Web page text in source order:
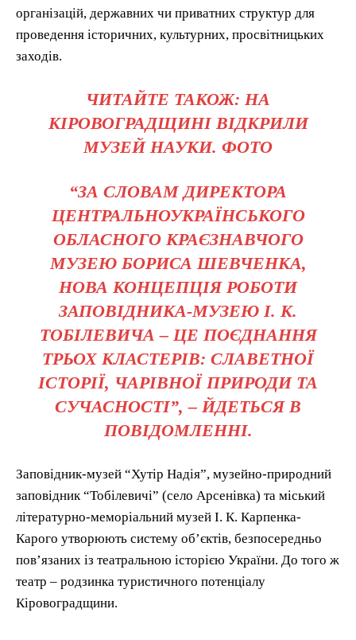
організацій, державних чи приватних структур для
проведення історичних, культурних, просвітницьких
заходів.
ЧИТАЙТЕ ТАКОЖ: НА
КІРОВОГРАДЩИНІ ВІДКРИЛИ
МУЗЕЙ НАУКИ. ФОТО
“ЗА СЛОВАМ ДИРЕКТОРА
ЦЕНТРАЛЬНОУКРАЇНСЬКОГО
ОБЛАСНОГО КРАЄЗНАВЧОГО
МУЗЕЮ БОРИСА ШЕВЧЕНКА,
НОВА КОНЦЕПЦІЯ РОБОТИ
ЗАПОВІДНИКА-МУЗЕЮ І. К.
ТОБІЛЕВИЧА – ЦЕ ПОЄДНАННЯ
ТРЬОХ КЛАСТЕРІВ: СЛАВЕТНОЇ
ІСТОРІЇ, ЧАРІВНОЇ ПРИРОДИ ТА
СУЧАСНОСТІ”, – ЙДЕТЬСЯ В
ПОВІДОМЛЕННІ.
Заповідник-музей “Хутір Надія”, музейно-природний
заповідник “Тобілевичі” (село Арсенівка) та міський
літературно-меморіальний музей І. К. Карпенка-
Карого утворюють систему об’єктів, безпосередньо
пов’язаних із театральною історією України. До того ж
театр – родзинка туристичного потенціалу
Кіровоградщини.